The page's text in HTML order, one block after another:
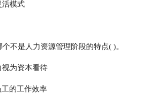
活模式
个不是人力资源管理阶段的特点( )。
视为资本看待
的工作效率